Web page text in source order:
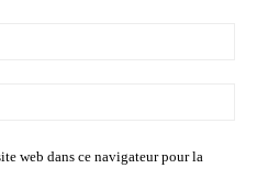
web dans ce navigateur pour la